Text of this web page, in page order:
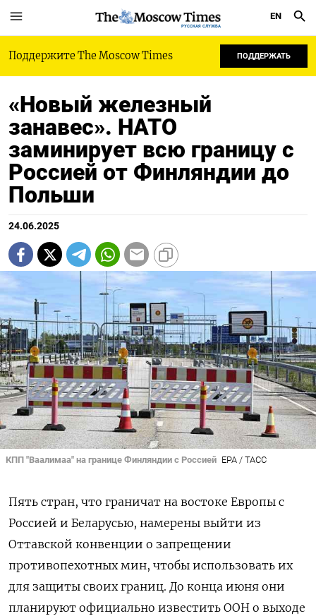
РУССКАЯ СЛУЖБА
EN
Поддержите The Moscow Times ПОДДЕРЖАТЬ
«Новый железный
занавес». НАТО
заминирует всю границу с
Россией от Финляндии до
Польши
24.06.2025
КПП "Ваалимаа" на границе Финляндии с Россией EPA / ТАСС
Пять стран, что граничат на востоке Европы с
Россией и Беларусью, намерены выйти из
Оттавской конвенции о запрещении
противопехотных мин, чтобы использовать их
для защиты своих границ. До конца июня они
планируют официально известить ООН о выходе